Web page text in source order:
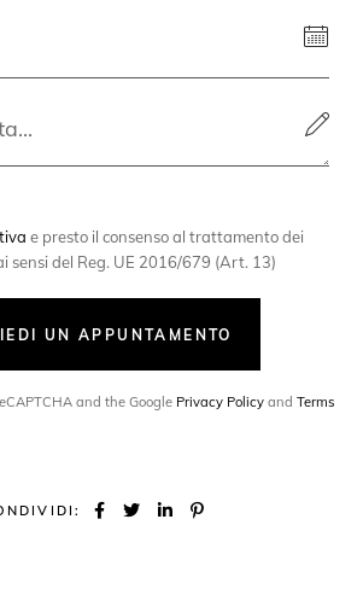
e presto il consenso al trattamento dei
sensi del Reg. UE 2016/679 (Art. 13)
UN APPUNTAMENTO
and the Google Privacy Policy andTerms